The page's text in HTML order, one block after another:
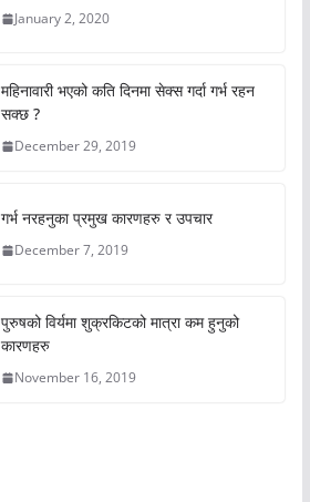
January 2, 2020
महिनावारी भएको कति दिनमा सेक्स गर्दा गर्भ रहन
सक्छ ?
December 29, 2019
गर्भ नरहनुका प्रमुख कारणहरु र उपचार
December 7, 2019
पुरुषको विर्यमा शुक्रकिटको मात्रा कम हुनुको
कारणहरु
November 16, 2019